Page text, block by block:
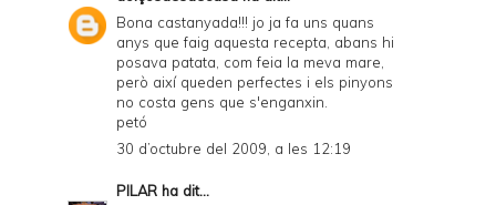
Bona castanyada!!! jo ja fa uns quans
anys que faig aquesta recepta, abans hi
posava patata, com feia la meva mare,
però així queden perfectes i els pinyons
no costa gens que s'enganxin.
petó
30 d’octubre del 2009, a les 12:19
PILAR ha dit...